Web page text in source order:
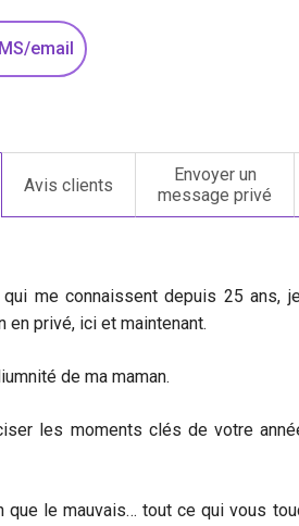
email
Avis clients
Envoyer un
message privé
me connaissent depuis 25 ans,
en privé, ici et maintenant.
de ma maman.
les moments clés de votre
le mauvais… tout ce qui vous